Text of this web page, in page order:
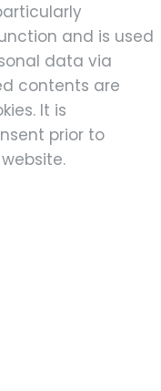
and is used
data via
contents are
It is
prior to